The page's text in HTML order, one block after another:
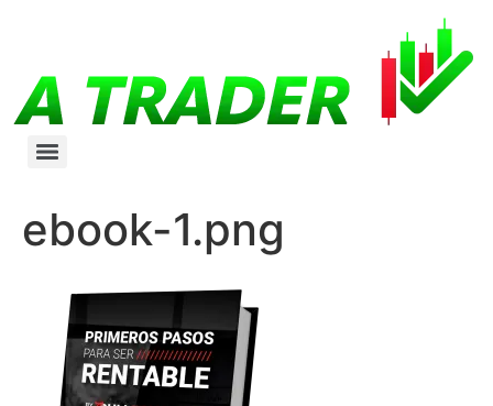
ebook-1.png